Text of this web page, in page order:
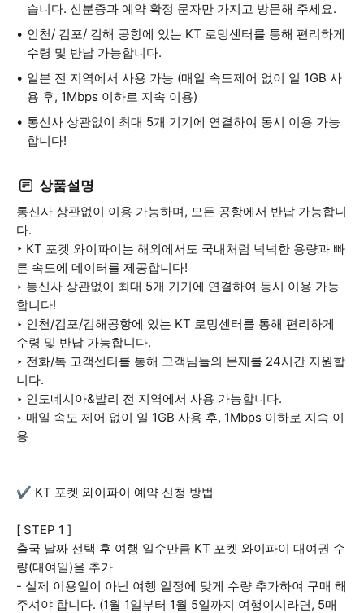
습니다. 신분증과 예약 확정 문자만 가지고 방문해 주세요.
인천/ 김포/ 김해 공항에 있는 KT 로밍센터를 통해 편리하게
수령 및 반납 가능합니다.
일본 전 지역에서 사용 가능 (매일 속도제어 없이 일 1GB 사
용 후, 1Mbps 이하로 지속 이용)
통신사 상관없이 최대 5개 기기에 연결하여 동시 이용 가능
합니다!
상품설명
통신사 상관없이 이용 가능하며, 모든 공항에서 반납 가능합니
다.
‣ KT 포켓 와이파이는 해외에서도 국내처럼 넉넉한 용량과 빠
른 속도에 데이터를 제공합니다!
‣ 통신사 상관없이 최대 5개 기기에 연결하여 동시 이용 가능
합니다!
‣ 인천/김포/김해공항에 있는 KT 로밍센터를 통해 편리하게
수령 및 반납 가능합니다.
‣ 전화/톡 고객센터를 통해 고객님들의 문제를 24시간 지원합
니다.
‣ 인도네시아&발리 전 지역에서 사용 가능합니다.
‣ 매일 속도 제어 없이 일 1GB 사용 후, 1Mbps 이하로 지속 이
용
✔️ KT 포켓 와이파이 예약 신청 방법
[ STEP 1 ]
출국 날짜 선택 후 여행 일수만큼 KT 포켓 와이파이 대여권 수
량(대여일)을 추가
- 실제 이용일이 아닌 여행 일정에 맞게 수량 추가하여 구매 해
주셔야 합니다. (1월 1일부터 1월 5일까지 여행이시라면, 5매